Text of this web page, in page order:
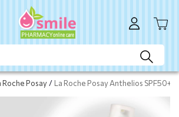
Roche Posay / La Roche Posay Anthelios SPF50+
Μη διαθέσιμο